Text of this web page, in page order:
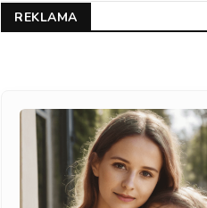
REKLAMA